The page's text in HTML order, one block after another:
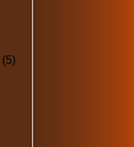
(5)